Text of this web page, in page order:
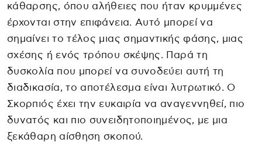
κάθαρσης, όπου αλήθειες που ήταν κρυμμένες
έρχονται στην επιφάνεια. Αυτό μπορεί να
σημαίνει το τέλος μιας σημαντικής φάσης, μιας
σχέσης ή ενός τρόπου σκέψης. Παρά τη
δυσκολία που μπορεί να συνοδεύει αυτή τη
διαδικασία, το αποτέλεσμα είναι λυτρωτικό. Ο
Σκορπιός έχει την ευκαιρία να αναγεννηθεί, πιο
δυνατός και πιο συνειδητοποιημένος, με μια
ξεκάθαρη αίσθηση σκοπού.